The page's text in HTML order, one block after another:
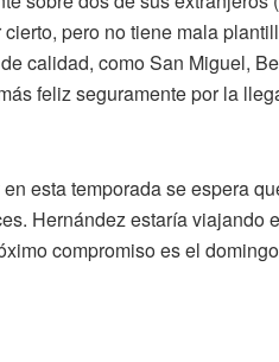
pero no tiene mala
calidad, como San Miguel,
feliz seguramente por la
esta temporada se espera
Hernández estaría viajando
compromiso es el